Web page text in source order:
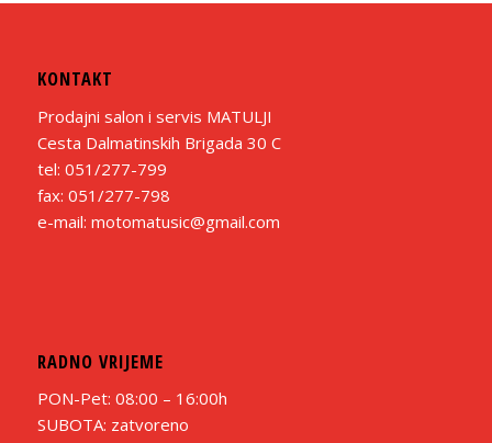
KONTAKT
Prodajni salon i servis MATULJI
Cesta Dalmatinskih Brigada 30 C
tel: 051/277-799
fax: 051/277-798
e-mail: motomatusic@gmail.com
RADNO VRIJEME
PON-Pet: 08:00 – 16:00h
SUBOTA: zatvoreno